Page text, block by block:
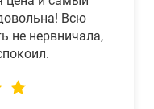
Всю
не нервничала,